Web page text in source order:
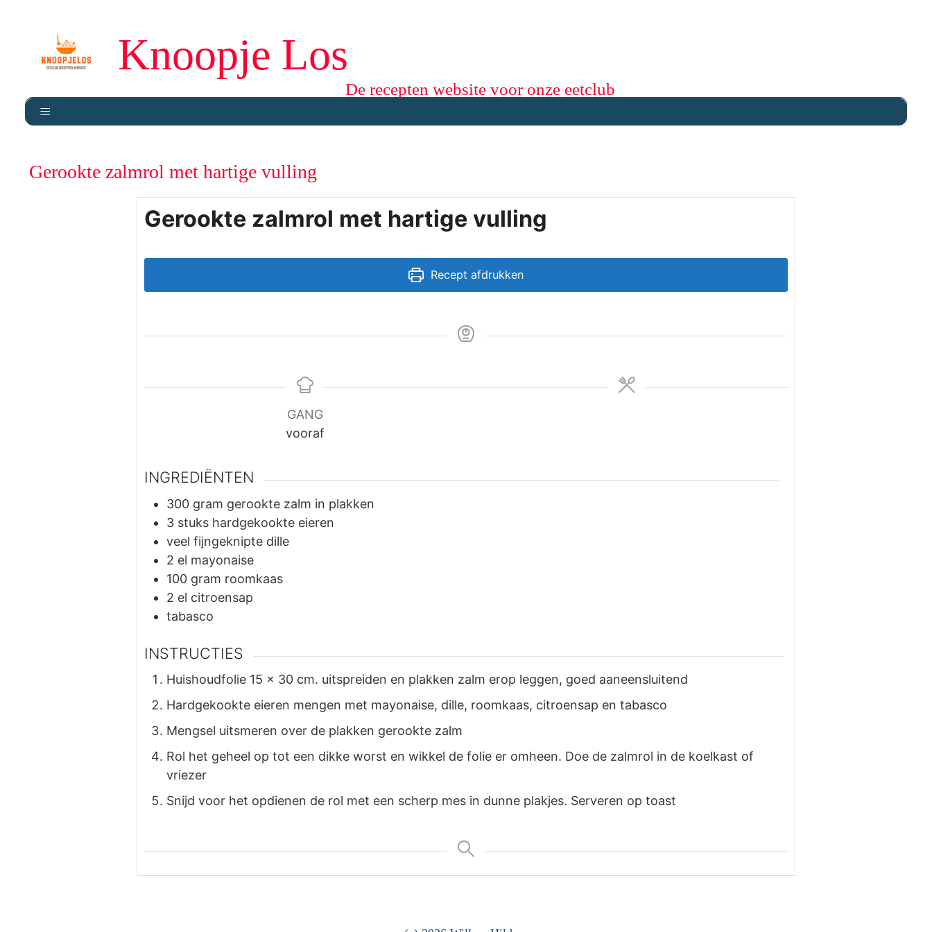
Knoopje Los
De recepten website voor onze eetclub
Gerookte zalmrol met hartige vulling
Gerookte zalmrol met hartige vulling
Recept afdrukken
GANG
vooraf
INGREDIËNTEN
300 gram gerookte zalm in plakken
3 stuks hardgekookte eieren
veel fijngeknipte dille
2 el mayonaise
100 gram roomkaas
2 el citroensap
tabasco
INSTRUCTIES
Huishoudfolie 15 x 30 cm. uitspreiden en plakken zalm erop leggen, goed aaneensluitend
Hardgekookte eieren mengen met mayonaise, dille, roomkaas, citroensap en tabasco
Mengsel uitsmeren over de plakken gerookte zalm
Rol het geheel op tot een dikke worst en wikkel de folie er omheen. Doe de zalmrol in de koelkast of
vriezer
Snijd voor het opdienen de rol met een scherp mes in dunne plakjes. Serveren op toast